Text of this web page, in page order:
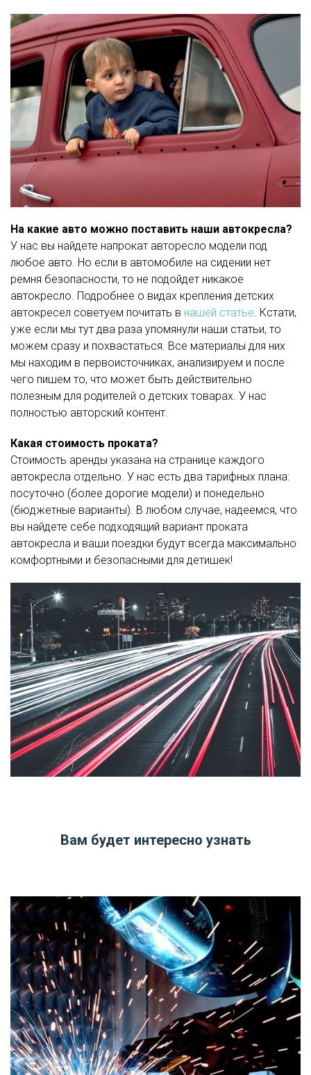
На какие авто можно поставить наши автокресла?
У нас вы найдете напрокат авторесло модели под
любое авто. Но если в автомобиле на сидении нет
ремня безопасности, то не подойдет никакое
автокресло. Подробнее о видах крепления детских
автокресел советуем почитать в нашей статье. Кстати,
уже если мы тут два раза упомянули наши статьи, то
можем сразу и похвастаться. Все материалы для них
мы находим в первоисточниках, анализируем и после
чего пишем то, что может быть действительно
полезным для родителей о детских товарах. У нас
полностью авторский контент.
Какая стоимость проката?
Стоимость аренды указана на странице каждого
автокресла отдельно. У нас есть два тарифных плана:
посуточно (более дорогие модели) и понедельно
(бюджетные варианты). В любом случае, надеемся, что
вы найдете себе подходящий вариант проката
автокресла и ваши поездки будут всегда максимально
комфортными и безопасными для детишек!
Вам будет интересно узнать